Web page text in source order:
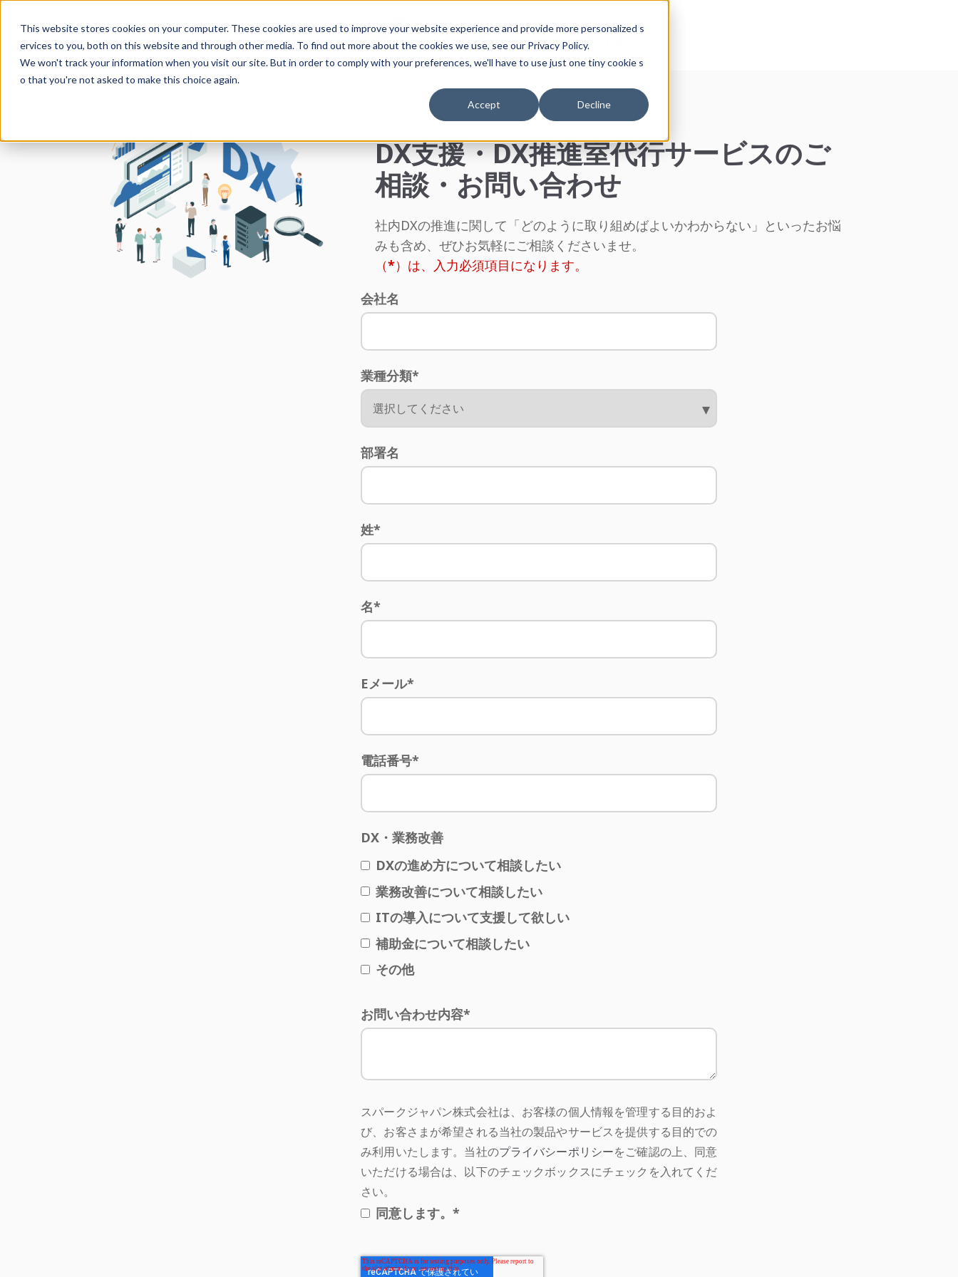
This website stores cookies on your computer. These cookies are used to improve your website experience and provide more personalized s
ervices to you, both on this website and through other media. To find out more about the cookies we use, see our Privacy Policy.
We won't track your information when you visit our site. But in order to comply with your preferences, we'll have to use just one tiny cookie s
o that you're not asked to make this choice again.
Accept Decline
DX支援・DX推進室代行サービスのご
相談・お問い合わせ
社内DXの推進に関して「どのように取り組めばよいかわからない」といったお悩
みも含め、ぜひお気軽にご相談くださいませ。
（*）は、入力必須項目になります。
会社名
業種分類*
部署名
姓*
名*
Eメール*
電話番号*
DX・業務改善
DXの進め方について相談したい
業務改善について相談したい
ITの導入について支援して欲しい
補助金について相談したい
その他
お問い合わせ内容*
スパークジャパン株式会社は、お客様の個人情報を管理する目的およ
び、お客さまが希望される当社の製品やサービスを提供する目的での
み利用いたします。当社のプライバシーポリシーをご確認の上、同意
いただける場合は、以下のチェックボックスにチェックを入れてくだ
さい。
同意します。*